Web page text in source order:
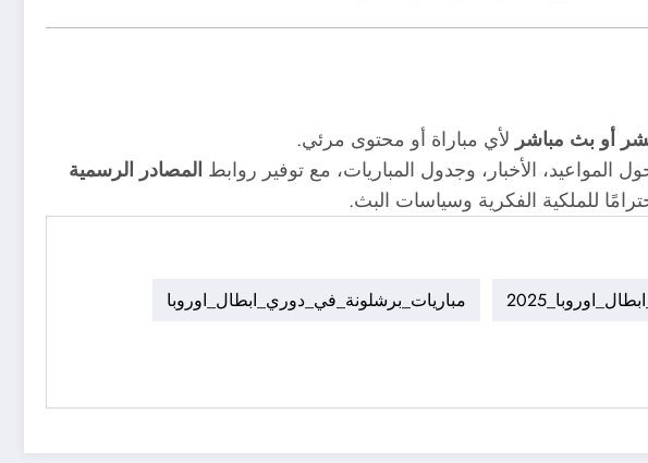
أو بث مباشر لأي مباراة أو محتوى مرئي.
المواعيد، الأخبار، وجدول المباريات، مع توفير روابط المصادر الرسمية
للملكية الفكرية وسياسات البث.
مباريات_برشلونة_في_دوري_ابطال_اوروبا